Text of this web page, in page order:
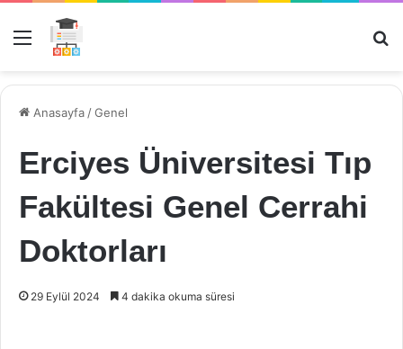
Menü
Anasayfa /Genel
Erciyes Üniversitesi Tıp
Fakültesi Genel Cerrahi
Doktorları
29 Eylül 2024 4 dakika okuma süresi